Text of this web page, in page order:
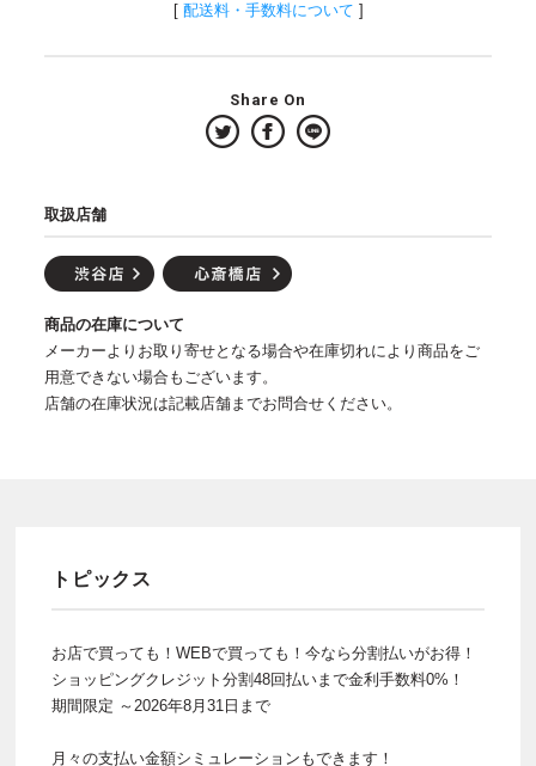
[ 配送料・手数料について ]
Share On
取扱店舗
商品の在庫について
メーカーよりお取り寄せとなる場合や在庫切れにより商品をご
用意できない場合もございます。
店舗の在庫状況は記載店舗までお問合せください。
トピックス
お店で買っても！WEBで買っても！今なら分割払いがお得！
ショッピングクレジット分割48回払いまで金利手数料0%！
期間限定 ～2026年8月31日まで
月々の支払い金額シミュレーションもできます！